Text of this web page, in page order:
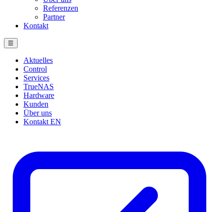
Referenzen
Partner
Kontakt
☰
Aktuelles
Control
Services
TrueNAS
Hardware
Kunden
Über uns
Kontakt EN